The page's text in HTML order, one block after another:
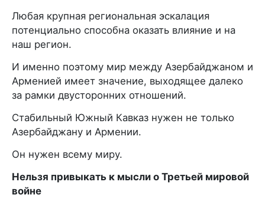
Любая крупная региональная эскалация
потенциально способна оказать влияние и на
наш регион.
И именно поэтому мир между Азербайджаном и
Арменией имеет значение, выходящее далеко
за рамки двусторонних отношений.
Стабильный Южный Кавказ нужен не только
Азербайджану и Армении.
Он нужен всему миру.
Нельзя привыкать к мысли о Третьей мировой
войне